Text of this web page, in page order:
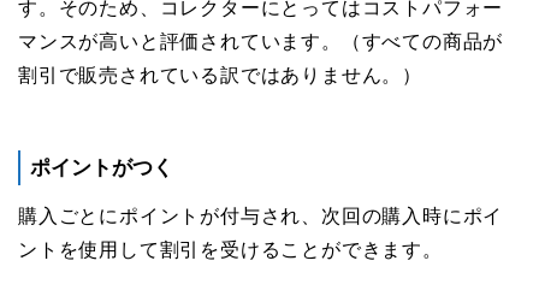
す。そのため、コレクターにとってはコストパフォー
マンスが高いと評価されています。（すべての商品が
割引で販売されている訳ではありません。）
ポイントがつく
購入ごとにポイントが付与され、次回の購入時にポイ
ントを使用して割引を受けることができます。